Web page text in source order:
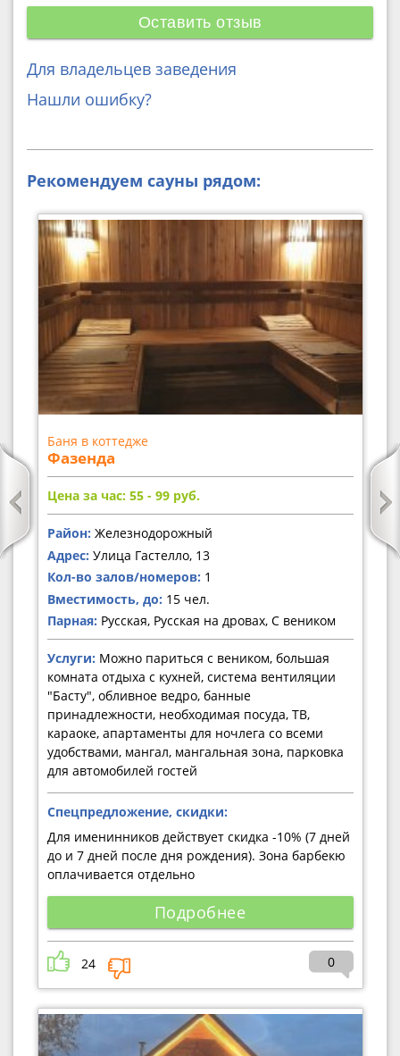
Оставить отзыв
Для владельцев заведения
Нашли ошибку?
Рекомендуем сауны рядом:
Баня в коттедже
Фазенда
Цена за час: 55 - 99 руб.
Район: Железнодорожный
Адрес: Улица Гастелло, 13
Кол-во залов/номеров: 1
Вместимость, до: 15 чел.
Парная: Русская, Русская на дровах, С веником
Услуги: Можно париться с веником, большая
комната отдыха с кухней, система вентиляции
"Басту", обливное ведро, банные
принадлежности, необходимая посуда, ТВ,
караоке, апартаменты для ночлега со всеми
удобствами, мангал, мангальная зона, парковка
для автомобилей гостей
Спецпредложение, скидки:
Для именинников действует скидка -10% (7 дней
до и 7 дней после дня рождения). Зона барбекю
оплачивается отдельно
Подробнее
24 0